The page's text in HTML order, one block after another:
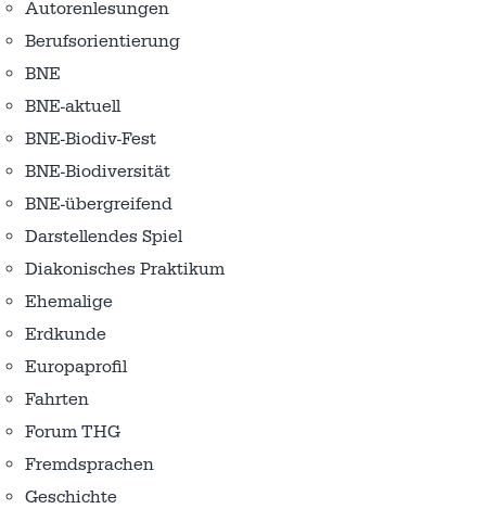
Autorenlesungen
Berufsorientierung
BNE
BNE-aktuell
BNE-Biodiv-Fest
BNE-Biodiversität
BNE-übergreifend
Darstellendes Spiel
Diakonisches Praktikum
Ehemalige
Erdkunde
Europaprofil
Fahrten
Forum THG
Fremdsprachen
Geschichte